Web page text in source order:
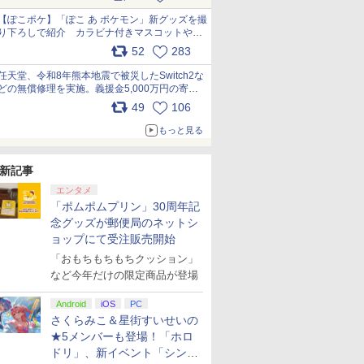
ぽこポケ】「ぽこ あ ポケモン」新グッズを撮
下ろしで紹介 カラビナ付きマスコットやス
52 283
天堂、令和8年熊本地震で被災したSwitch2な
の無償修理を実施。義援金5,000万円の寄付
も発表 pic.x.com/BAYsMfUfUC
49 106
もっと見る
記事
エンタメ
「ポムポムプリン」30周年記
念グッズが郵便局のネットシ
ョップにて受注販売開始
「おもちもちもちクッション」
など今年だけの限定商品が登場
Android iOS PC
さくらみこ＆星街すいせいの
★5メンバーも登場！「ホロ
ドリ」、新イベント「シンク